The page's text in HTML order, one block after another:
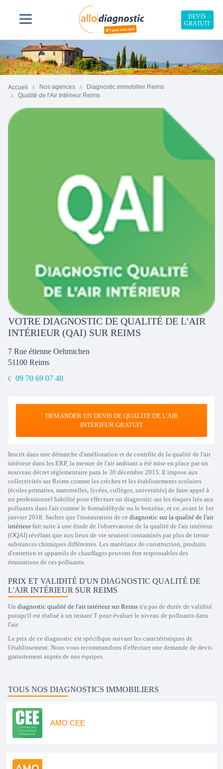
DEVIS
GRATUIT
Accueil Nos agences
Diagnostic immobilier Reims
Qualité de l'Air Intérieur Reims
VOTRE DIAGNOSTIC DE QUALITÉ DE L'AIR
INTÉRIEUR (QAI) SUR REIMS
7 Rue étienne Oehmichen
51100 Reims
09 70 69 07 48
DEMANDER UN DEVIS DE QUALITE DE L'AIR
INTERIEUR GRATUIT
Inscrit dans une démarche d'amélioration et de contrôle de la qualité de l'air
intérieur dans les ERP, la mesure de l'air ambiant a été mise en place par un
nouveau décret réglementaire paru le 30 décembre 2015. Il impose aux
collectivités sur Reims comme les crèches et les établissements scolaires
(écoles primaires, maternelles, lycées, collèges, universités) de faire appel à
un professionnel habilité pour effectuer un diagnostic sur les risques liés aux
polluants dans l'air comme le formaldéhyde ou le benzène, et ce, avant le 1er
janvier 2018. Sachez que l'instauration de ce diagnostic sur la qualité de l'air
intérieurfait suite à une étude de l'observatoire de la qualité de l'air intérieur
(OQAI) révélant que nos lieux de vie seraient contaminés par plus de trente
substances chimiques différentes. Les matériaux de construction, produits
d'entretien et appareils de chauffages peuvent être responsables des
émanations de ces polluants.
PRIX ET VALIDITÉ D'UN DIAGNOSTIC QUALITÉ DE
L'AIR INTÉRIEUR SUR REIMS
Un diagnostic qualité de l'air intérieur sur Reims n'a pas de durée de validité
puisqu'il est réalisé à un instant T pour évaluer le niveau de polluants dans
l'air.
Le prix de ce diagnostic est spécifique suivant les caractéristiques de
l'établissement. Nous vous recommandons d'effectuer une demande de devis
gratuitement auprès de nos équipes.
TOUS NOS DIAGNOSTICS IMMOBILIERS
AMO CEE